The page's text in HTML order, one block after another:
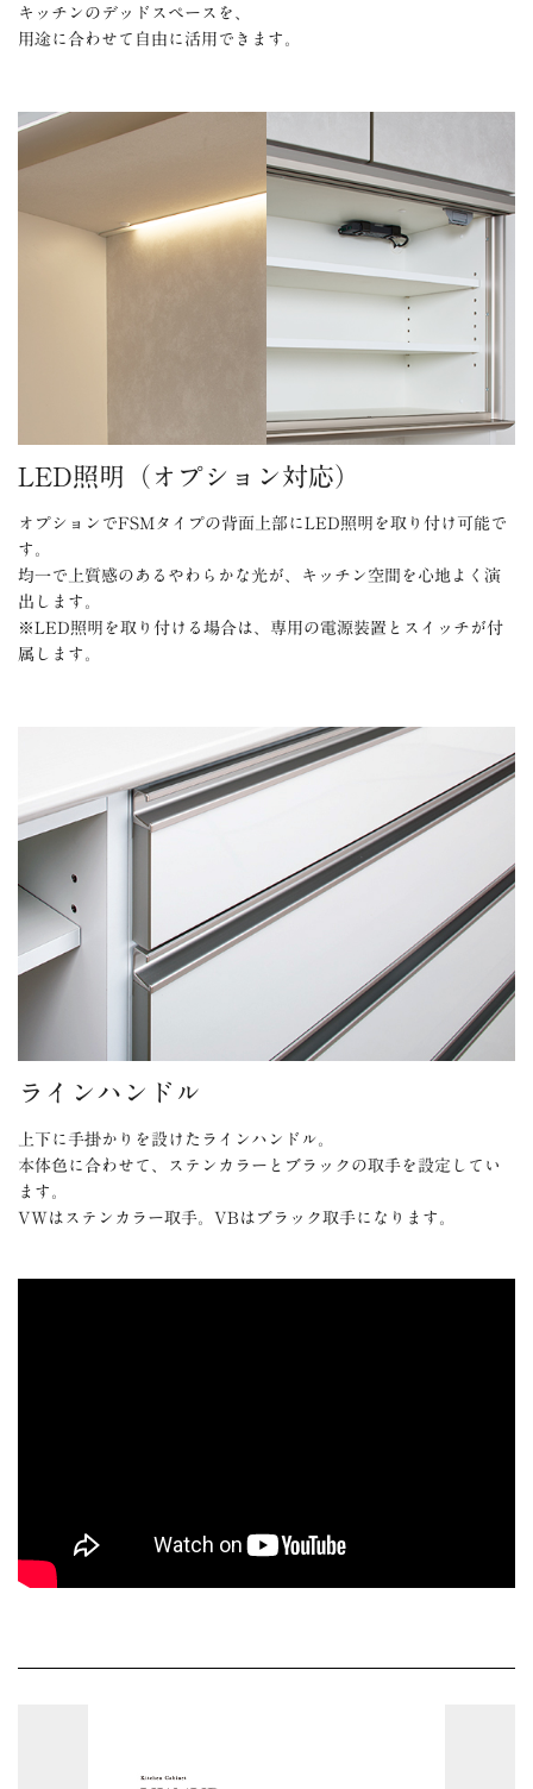
キッチンのデッドスペースを、
用途に合わせて自由に活用できます。
LED照明（オプション対応）
オプションでFSMタイプの背面上部にLED照明を取り付け可能で
す。
均一で上質感のあるやわらかな光が、キッチン空間を心地よく演
出します。
※LED照明を取り付ける場合は、専用の電源装置とスイッチが付
属します。
ラインハンドル
上下に手掛かりを設けたラインハンドル。
本体色に合わせて、ステンカラーとブラックの取手を設定してい
ます。
VWはステンカラー取手。VBはブラック取手になります。